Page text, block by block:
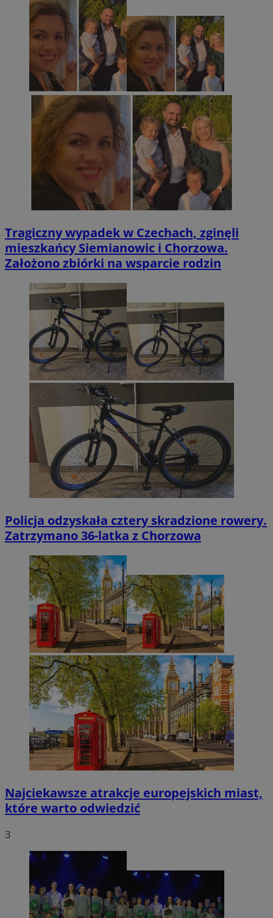
Tragiczny wypadek w Czechach, zginęli
mieszkańcy Siemianowic i Chorzowa.
Założono zbiórki na wsparcie rodzin
Policja odzyskała cztery skradzione rowery.
Zatrzymano 36-latka z Chorzowa
Najciekawsze atrakcje europejskich miast,
które warto odwiedzić
3